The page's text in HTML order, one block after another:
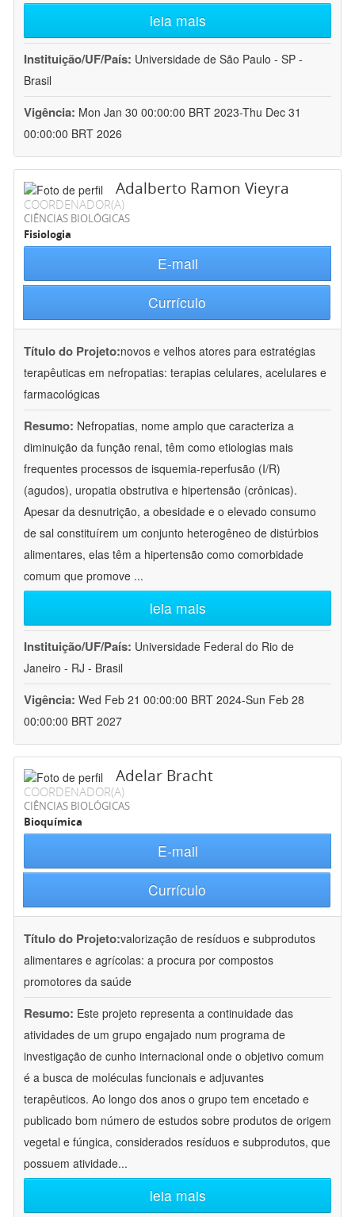
leia mais
Instituição/UF/País: Universidade de São Paulo - SP -
Brasil
Vigência: Mon Jan 30 00:00:00 BRT 2023-Thu Dec 31
00:00:00 BRT 2026
Adalberto Ramon Vieyra
COORDENADOR(A)
CIÊNCIAS BIOLÓGICAS
Fisiologia
E-mail
Currículo
Título do Projeto:novos e velhos atores para estratégias
terapêuticas em nefropatias: terapias celulares, acelulares e
farmacológicas
Resumo: Nefropatias, nome amplo que caracteriza a
diminuição da função renal, têm como etiologias mais
frequentes processos de isquemia-reperfusão (I/R)
(agudos), uropatia obstrutiva e hipertensão (crônicas).
Apesar da desnutrição, a obesidade e o elevado consumo
de sal constituírem um conjunto heterogêneo de distúrbios
alimentares, elas têm a hipertensão como comorbidade
comum que promove ...
leia mais
Instituição/UF/País: Universidade Federal do Rio de
Janeiro - RJ - Brasil
Vigência: Wed Feb 21 00:00:00 BRT 2024-Sun Feb 28
00:00:00 BRT 2027
Adelar Bracht
COORDENADOR(A)
CIÊNCIAS BIOLÓGICAS
Bioquímica
E-mail
Currículo
Título do Projeto:valorização de resíduos e subprodutos
alimentares e agrícolas: a procura por compostos
promotores da saúde
Resumo: Este projeto representa a continuidade das
atividades de um grupo engajado num programa de
investigação de cunho internacional onde o objetivo comum
é a busca de moléculas funcionais e adjuvantes
terapêuticos. Ao longo dos anos o grupo tem encetado e
publicado bom número de estudos sobre produtos de origem
vegetal e fúngica, considerados resíduos e subprodutos, que
possuem atividade...
leia mais